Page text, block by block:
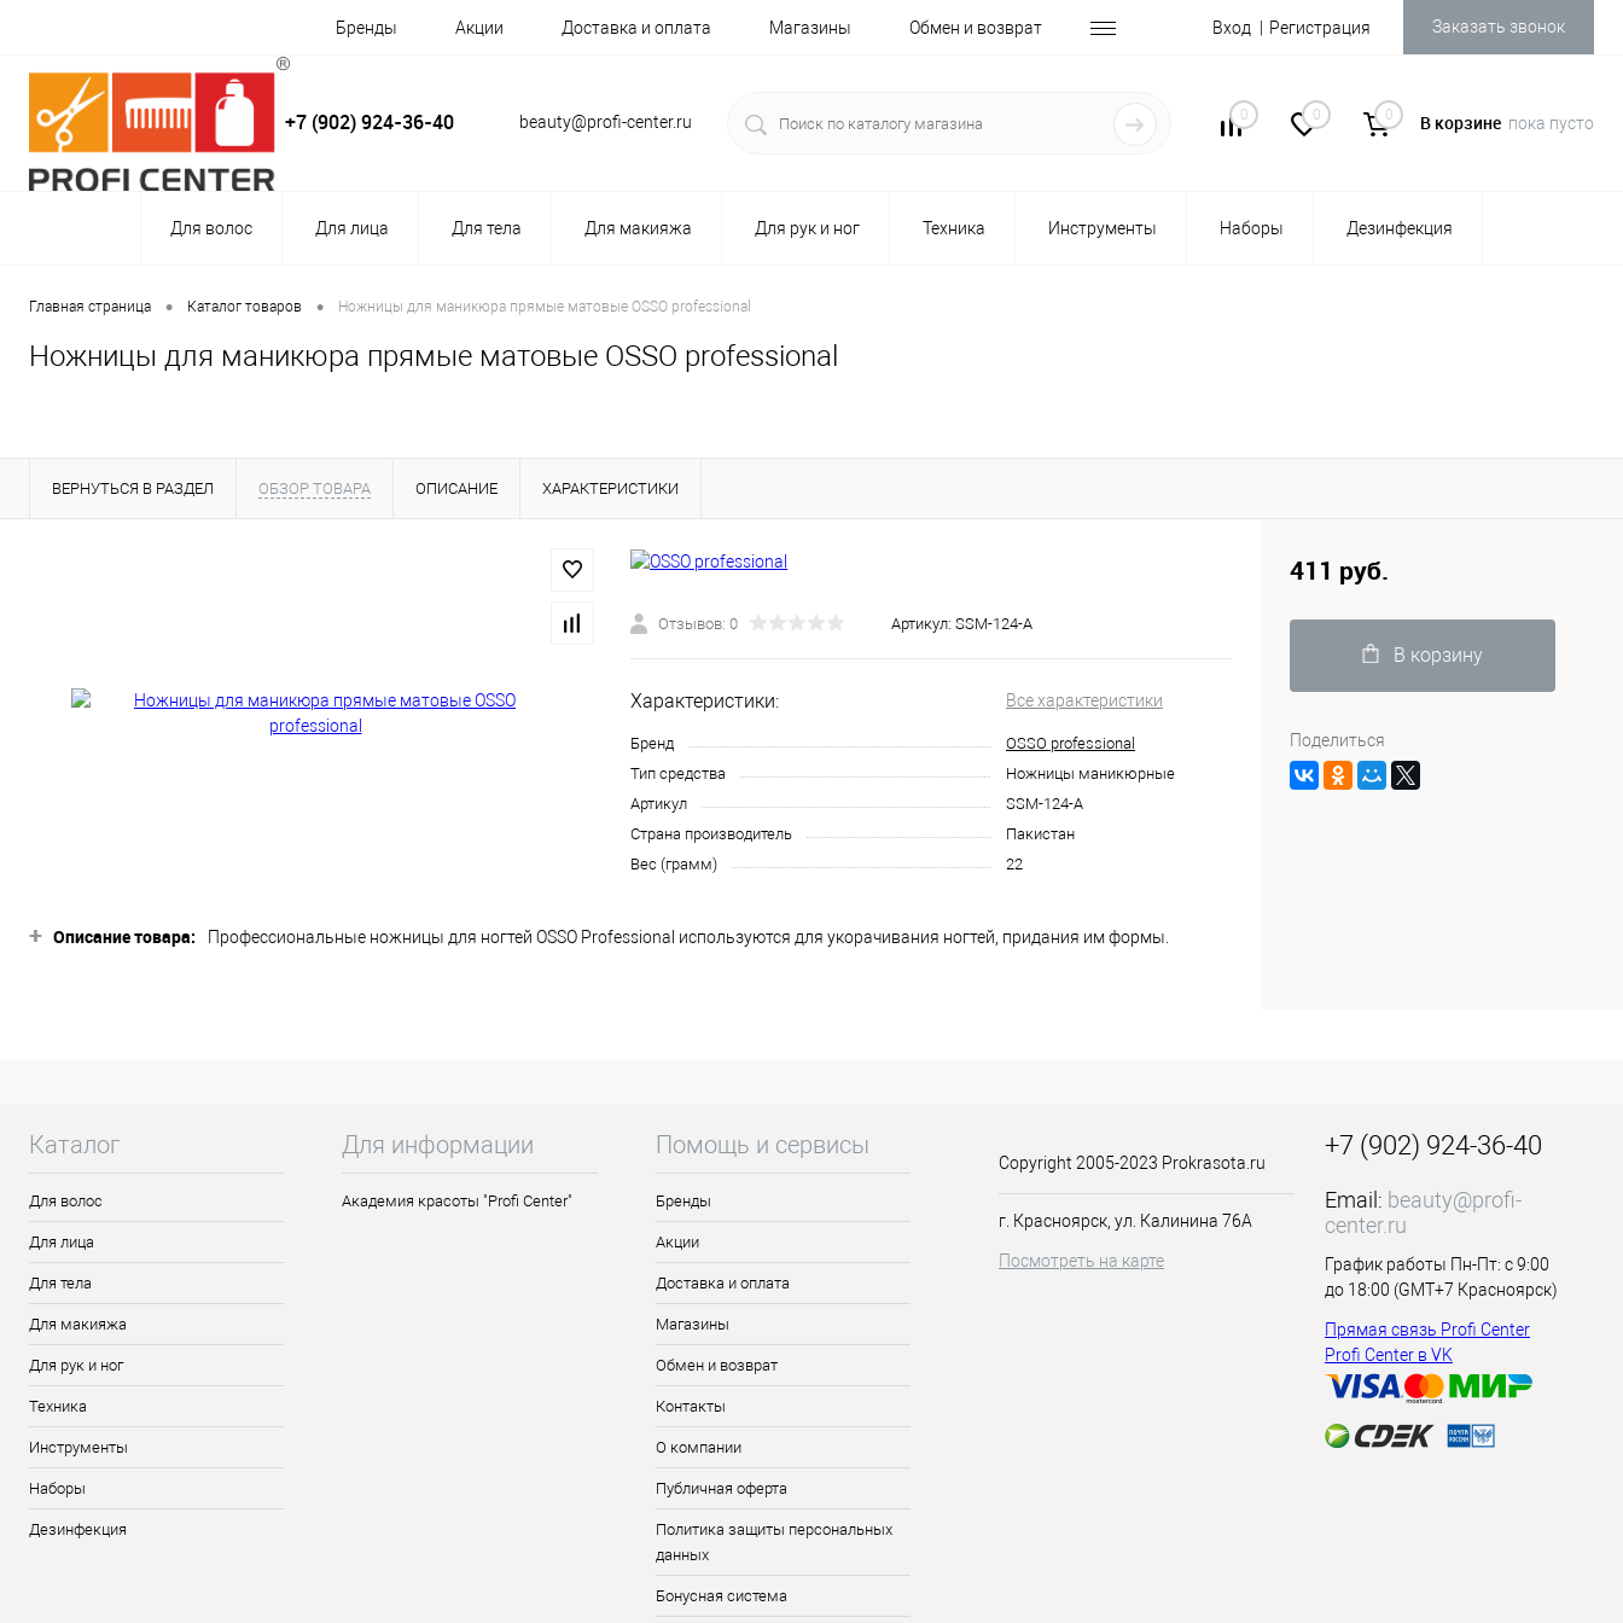
Бренды Акции Доставка и оплата Магазины Обмен и возврат Вход Регистрация Заказать звонок
+7 (902) 924-36-40 beauty@profi-center.ru 0 0 0 В корзине пока пусто
Для волос Для лица Для тела Для макияжа Для рук и ног Техника Инструменты Наборы Дезинфекция
Главная страница • Каталог товаров • Ножницы для маникюра прямые матовые OSSO professional
Ножницы для маникюра прямые матовые OSSO professional
ВЕРНУТЬСЯ В РАЗДЕЛ ОБЗОР ТОВАРА ОПИСАНИЕ ХАРАКТЕРИСТИКИ
Отзывов: 0 Артикул: SSM-124-A
Характеристики: Все характеристики
Бренд
OSSO professional
Тип средства
Ножницы маникюрные
Артикул
SSM-124-A
Страна производитель
Пакистан
Вес (грамм)
22
+ Описание товара:
Профессиональные ножницы для ногтей OSSO Professional используются для укорачивания ногтей, придания им формы.
оставляйте инструменты в жидкости на длительное время. Не роняйте инструменты! Беречь от детей.
СОСТАВ: нержавеющая сталь.
411 руб.
В корзину
Поделиться
Каталог
Для волос
Для лица
Для тела
Для макияжа
Для рук и ног
Техника
Инструменты
Наборы
Дезинфекция
Для информации
Академия красоты "Profi Center"
Помощь и сервисы
Бренды
Акции
Доставка и оплата
Магазины
Обмен и возврат
Контакты
О компании
Публичная оферта
Политика защиты персональных
данных
Бонусная система
Copyright 2005-2023 Prokrasota.ru
г. Красноярск, ул. Калинина 76А
Посмотреть на карте
+7 (902) 924-36-40
Email: beauty@profi-
center.ru
График работы Пн-Пт: с 9:00
до 18:00 (GMT+7 Красноярск)
Прямая связь Profi Center
Profi Center в VK